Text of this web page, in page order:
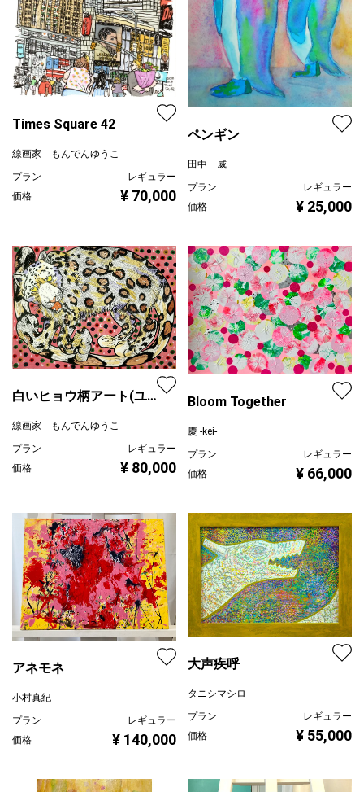
Times Square 42
線画家 もんでんゆうこ
プラン
レギュラー
価格
¥ 70,000
ペンギン
田中 威
プラン
レギュラー
価格
¥ 25,000
白いヒョウ柄アート(ユ
線画家 もんでんゆうこ
プラン
レギュラー
価格
¥ 80,000
Bloom Together
慶 -kei-
プラン
レギュラー
価格
¥ 66,000
アネモネ
小村真紀
プラン
レギュラー
価格
¥ 140,000
大声疾呼
タニシマシロ
プラン
レギュラー
価格
¥ 55,000